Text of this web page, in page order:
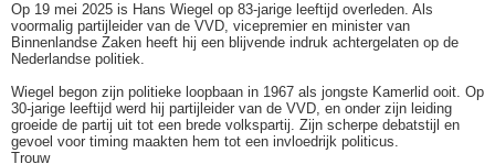
Op 19 mei 2025 is Hans Wiegel op 83-jarige leeftijd overleden. Als
voormalig partijleider van de VVD, vicepremier en minister van
Binnenlandse Zaken heeft hij een blijvende indruk achtergelaten op de
Nederlandse politiek.
Wiegel begon zijn politieke loopbaan in 1967 als jongste Kamerlid ooit. Op
30-jarige leeftijd werd hij partijleider van de VVD, en onder zijn leiding
groeide de partij uit tot een brede volkspartij. Zijn scherpe debatstijl en
gevoel voor timing maakten hem tot een invloedrijk politicus.
Trouw